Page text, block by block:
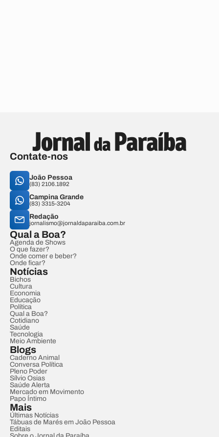
Contate-nos
João Pessoa
(83) 2106.1892
Campina Grande
(83) 3315-3204
Redação
jornalismo@jornaldaparaiba.com.br
Qual a Boa?
Agenda de Shows
O que fazer?
Onde comer e beber?
Onde ficar?
Notícias
Bichos
Cultura
Economia
Educação
Política
Qual a Boa?
Cotidiano
Saúde
Tecnologia
Meio Ambiente
Blogs
Caderno Animal
Conversa Política
Pleno Poder
Sílvio Osias
Saúde Alerta
Mercado em Movimento
Papo Íntimo
Mais
Últimas Notícias
Tábuas de Marés em João Pessoa
Editais